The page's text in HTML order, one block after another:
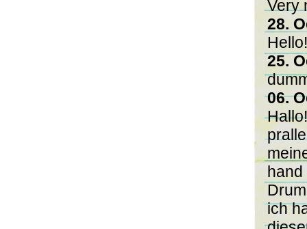
Very
28.
25.
06.
hand
ich